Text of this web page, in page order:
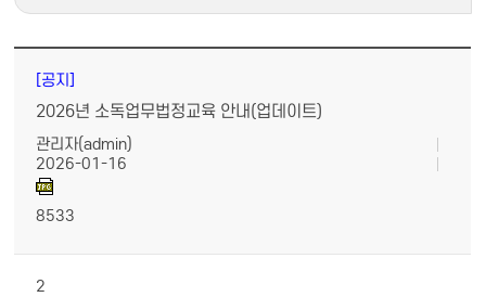
[공지]
2026년 소독업무법정교육 안내(업데이트)
관리자(admin)
2026-01-16
8533
2